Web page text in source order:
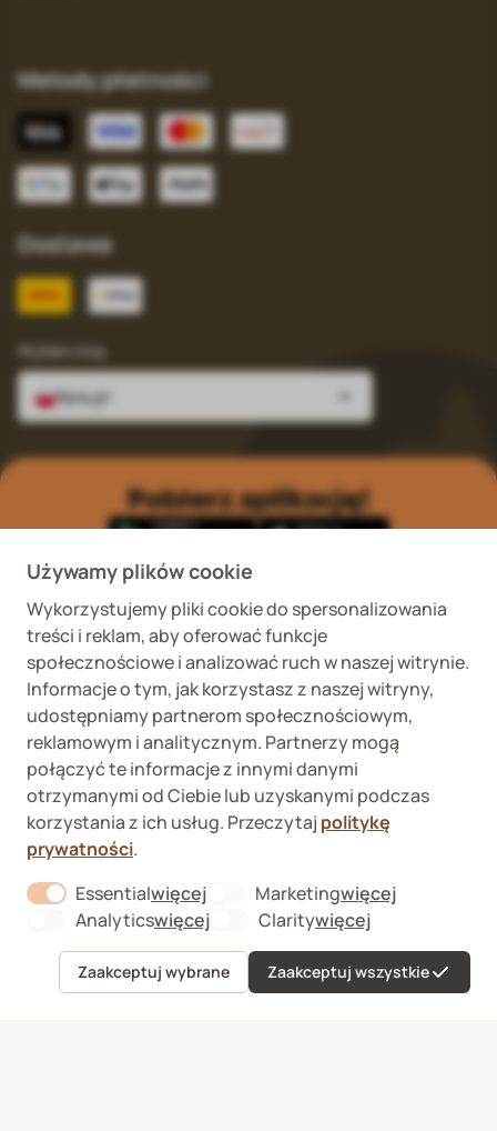
Używamy plików cookie
Wykorzystujemy pliki cookie do spersonalizowania
treści i reklam, aby oferować funkcje
społecznościowe i analizować ruch w naszej witrynie.
Informacje o tym, jak korzystasz z naszej witryny,
udostępniamy partnerom społecznościowym,
reklamowym i analitycznym. Partnerzy mogą
połączyć te informacje z innymi danymi
otrzymanymi od Ciebie lub uzyskanymi podczas
korzystania z ich usług. Przeczytaj politykę
prywatności.
EssentialwięcejAbout "Essential" Cookie Group
Marketingwięcej
About
AnalyticswięcejAbout "Analytics" Cookie Group
ClaritywięcejAbout "Clarity"
Zaakceptuj wybrane Zaakceptuj wszystkie
Metody płatności
Dostawa
Wybierz kraj
fera.pl
Pobierz aplikację!
prowadzących
internetową sprzedaż
detaliczną OTC
Weterynaryjny we
Wrocławiu ul. Januszowicka
48, 50-983 Wrocław
Fera sp. z o.o., Zbąszyńska 3, 91-342 Łódź
VAT ID 8992750635
O nas
Formularz odstąpienia od umowy
Kontakt
Menu Ulubione Koszyk Konto